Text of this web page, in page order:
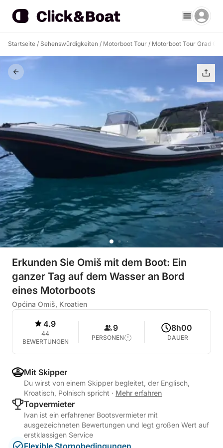
Startseite / Sehenswürdigkeiten / Motorboot Tour / Motorboot Tour Grad
Erkunden Sie Omiš mit dem Boot: Ein
ganzer Tag auf dem Wasser an Bord
eines Motorboots
Općina Omiš, Kroatien
4.9
44
BEWERTUNGEN
9
PERSONEN
8h00
DAUER
Mit Skipper
Du wirst von einem Skipper begleitet, der Englisch,
Kroatisch, Polnisch spricht · Mehr erfahren
Topvermieter
Ivan ist ein erfahrener Bootsvermieter mit
ausgezeichneten Bewertungen und legt großen Wert auf
erstklassigen Service
Flexible Stornobedingungen